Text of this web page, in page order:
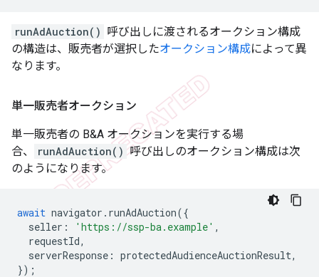
runAdAuction() 呼び出しに渡されるオークション構成
の構造は、販売者が選択したオークション構成によって異
なります。
単一販売者オークション
単一販売者の B&A オークションを実行する場
合、
runAdAuction() 呼び出しのオークション構成は次
のようになります。
await navigator . runAdAuction({
seller : 'https://ssp-ba.example' ,
requestId,
serverResponse : protectedAudienceAuctionResult,
});